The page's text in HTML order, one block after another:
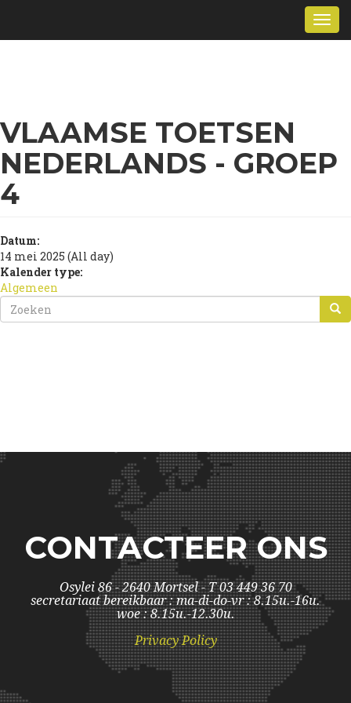
naar
VLAAMSE TOETSEN
NEDERLANDS - GROEP
4
Datum:
14 mei 2025 (All day)
Kalender type:
Algemeen
ZOEKVELD
CONTACTEER ONS
Osylei 86 - 2640 Mortsel - T 03 449 36 70
secretariaat bereikbaar : ma-di-do-vr : 8.15u.-16u.
woe : 8.15u.-12.30u.
Privacy Policy